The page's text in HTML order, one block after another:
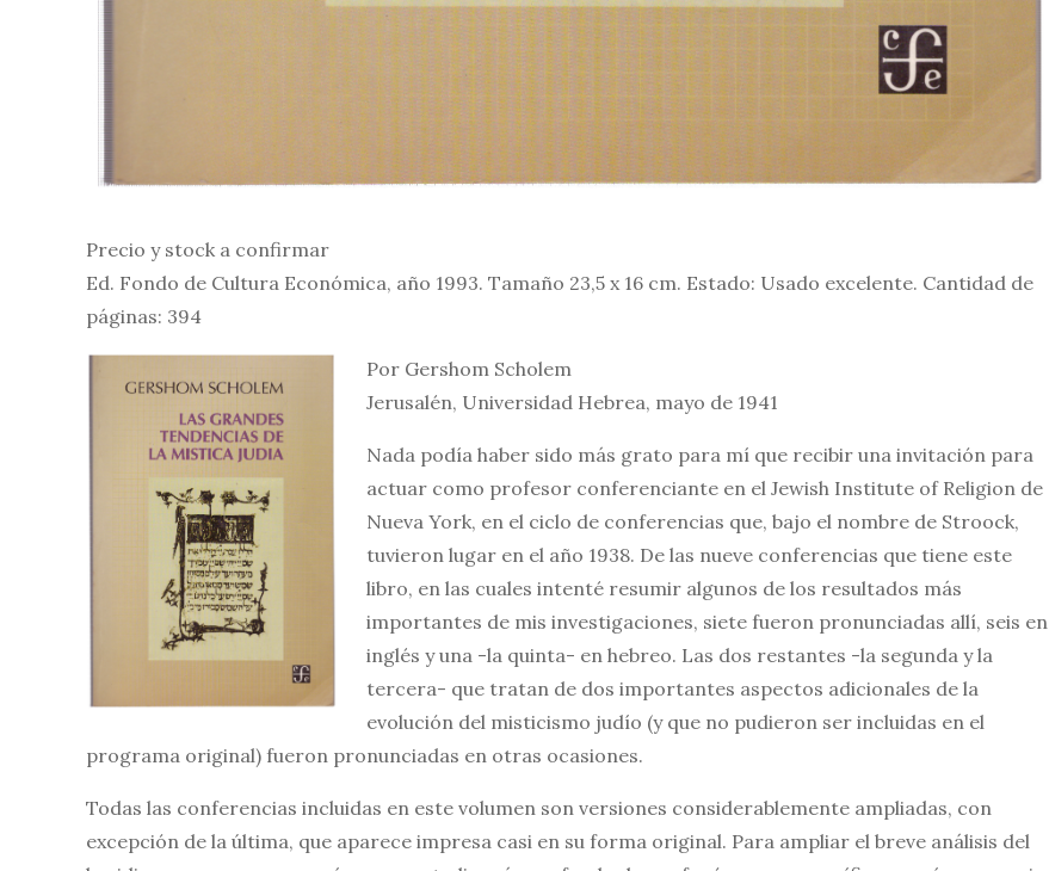
Precio y stock a confirmar
Ed. Fondo de Cultura Económica, año 1993. Tamaño 23,5 x 16 cm. Estado: Usado excelente. Cantidad de
páginas: 394
Por Gershom Scholem
Jerusalén, Universidad Hebrea, mayo de 1941
Nada podía haber sido más grato para mí que recibir una invitación para
actuar como profesor conferenciante en el Jewish Institute of Religion de
Nueva York, en el ciclo de conferencias que, bajo el nombre de Stroock,
tuvieron lugar en el año 1938. De las nueve conferencias que tiene este
libro, en las cuales intenté resumir algunos de los resultados más
importantes de mis investigaciones, siete fueron pronunciadas allí, seis en
inglés y una -la quinta- en hebreo. Las dos restantes -la segunda y la
tercera- que tratan de dos importantes aspectos adicionales de la
evolución del misticismo judío (y que no pudieron ser incluidas en el
programa original) fueron pronunciadas en otras ocasiones.
Todas las conferencias incluidas en este volumen son versiones considerablemente ampliadas, con
excepción de la última, que aparece impresa casi en su forma original. Para ampliar el breve análisis del